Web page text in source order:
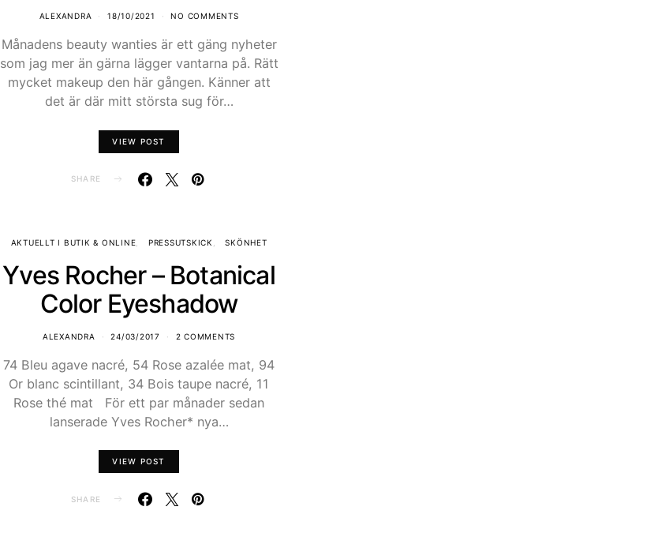
ALEXANDRA 18/10/2021 NO COMMENTS
Månadens beauty wanties är ett gäng nyheter
som jag mer än gärna lägger vantarna på. Rätt
mycket makeup den här gången. Känner att
det är där mitt största sug för…
VIEW POST
SHARE
AKTUELLT I BUTIK & ONLINE PRESSUTSKICK SKÖNHET
Yves Rocher – Botanical
Color Eyeshadow
ALEXANDRA 24/03/2017 2 COMMENTS
74 Bleu agave nacré, 54 Rose azalée mat, 94
Or blanc scintillant, 34 Bois taupe nacré, 11
Rose thé mat För ett par månader sedan
lanserade Yves Rocher* nya…
VIEW POST
SHARE